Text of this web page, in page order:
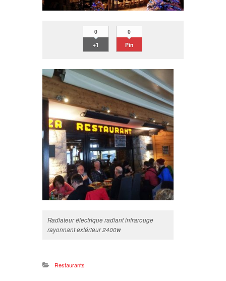
0
+1
0
Pin
Radiateur électrique radiant infrarouge
rayonnant extérieur 2400w
Restaurants